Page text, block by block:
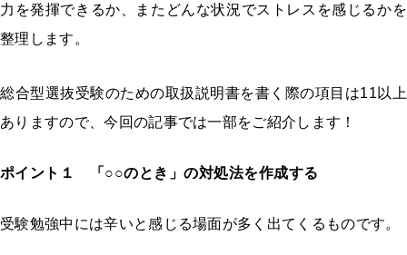
力を発揮できるか、またどんな状況でストレスを感じるかを
整理します。
総合型選抜受験のための取扱説明書を書く際の項目は11以上
ありますので、今回の記事では一部をご紹介します！
ポイント１ 「○○のとき」の対処法を作成する
受験勉強中には辛いと感じる場面が多く出てくるものです。